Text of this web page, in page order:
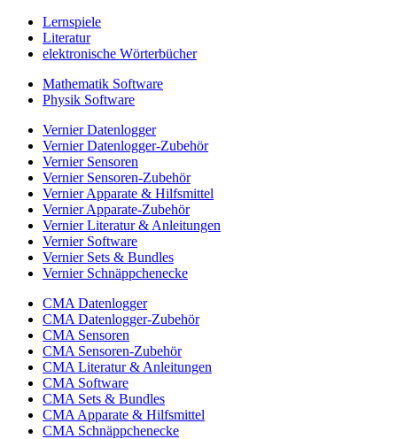
Lernspiele
Literatur
elektronische Wörterbücher
Mathematik Software
Physik Software
Vernier Datenlogger
Vernier Datenlogger-Zubehör
Vernier Sensoren
Vernier Sensoren-Zubehör
Vernier Apparate & Hilfsmittel
Vernier Apparate-Zubehör
Vernier Literatur & Anleitungen
Vernier Software
Vernier Sets & Bundles
Vernier Schnäppchenecke
CMA Datenlogger
CMA Datenlogger-Zubehör
CMA Sensoren
CMA Sensoren-Zubehör
CMA Literatur & Anleitungen
CMA Software
CMA Sets & Bundles
CMA Apparate & Hilfsmittel
CMA Schnäppchenecke